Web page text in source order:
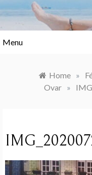
Menu
Home »
Ovar
»